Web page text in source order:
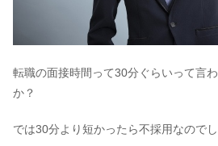
転職の面接時間って30分ぐらいって言
か？
では30分より短かったら不採用なので